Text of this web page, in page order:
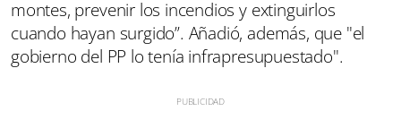
montes, prevenir los incendios y extinguirlos
cuando hayan surgido”. Añadió, además, que "el
gobierno del PP lo tenía infrapresupuestado".